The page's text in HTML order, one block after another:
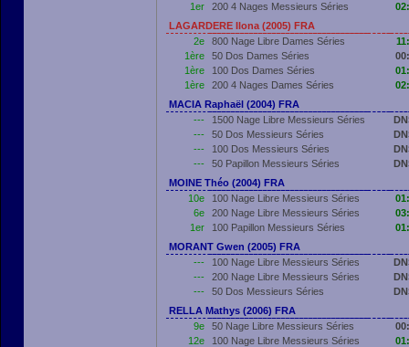
1er
200 4 Nages Messieurs Séries
LAGARDERE Ilona (2005) FRA
2e
800 Nage Libre Dames Séries
1ère
50 Dos Dames Séries
1ère
100 Dos Dames Séries
1ère
200 4 Nages Dames Séries
MACIA Raphaël (2004) FRA
---
1500 Nage Libre Messieurs Séries
---
50 Dos Messieurs Séries
---
100 Dos Messieurs Séries
---
50 Papillon Messieurs Séries
MOINE Théo (2004) FRA
10e
100 Nage Libre Messieurs Séries
6e
200 Nage Libre Messieurs Séries
1er
100 Papillon Messieurs Séries
MORANT Gwen (2005) FRA
---
100 Nage Libre Messieurs Séries
---
200 Nage Libre Messieurs Séries
---
50 Dos Messieurs Séries
RELLA Mathys (2006) FRA
9e
50 Nage Libre Messieurs Séries
12e
100 Nage Libre Messieurs Séries